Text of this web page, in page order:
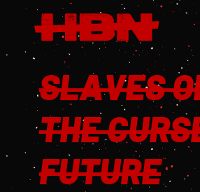
SLAVES
THE
FUTURE